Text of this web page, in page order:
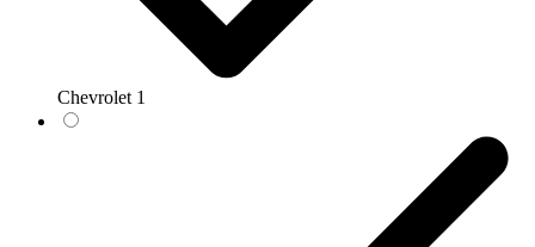
Chevrolet 1